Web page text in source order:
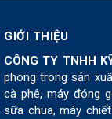
GIỚI THIỆU
CÔNG TY TNHH
phong trong sản
cà phê, máy đóng
sữa chua, máy